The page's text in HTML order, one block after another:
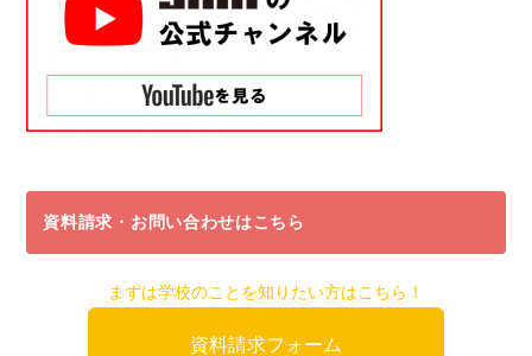
資料請求・お問い合わせはこちら
まずは学校のことを知りたい方はこちら！
資料請求フォーム